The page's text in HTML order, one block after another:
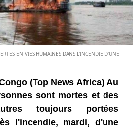
EN VIES HUMAINES DANS L'INCENDIE D'UNE
(Top News Africa) Au
sont mortes et des
toujours portées
l'incendie, mardi, d'une